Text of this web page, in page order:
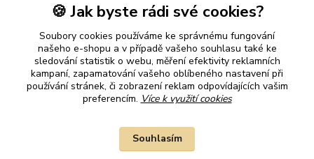
Plaťte u nás bezpečně
🍪 Jak byste rádi své cookies?
Soubory cookies používáme ke správnému fungování
našeho e-shopu a v případě vašeho souhlasu také ke
sledování statistik o webu, měření efektivity reklamních
kampaní, zapamatování vašeho oblíbeného nastavení při
používání stránek, či zobrazení reklam odpovídajících vašim
preferencím. Více k využití cookies
Souhlasím